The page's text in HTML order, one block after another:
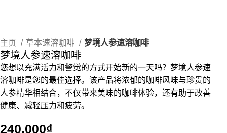
主页 草本速溶咖啡 梦境人参速溶咖啡
梦境人参速溶咖啡
您想以充满活力和警觉的方式开始新的一天吗？梦境人参速
溶咖啡是您的最佳选择。该产品将浓郁的咖啡风味与珍贵的
人参精华相结合，不仅带来美味的咖啡体验，还有助于改善
健康、减轻压力和疲劳。
₫